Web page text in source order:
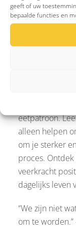
geeft of uw
bepaalde functies en
ontdekken.
dat je je
luisteren en
beweging,
eetpatroon.
alleen helpen
om je sterker
proces.
veerkracht
dagelijks leven
“We zijn niet
om te worden.”